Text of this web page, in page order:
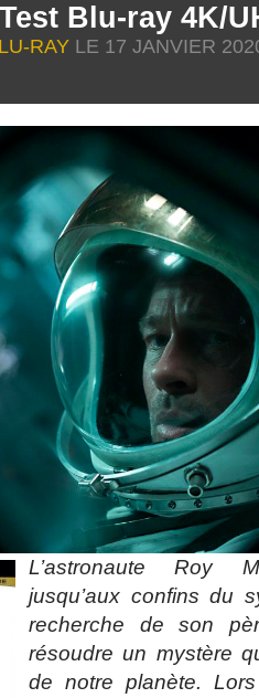
Blu-ray 4K/
RAY LE 17 JANVIER
L’astronaute Roy
jusqu’aux confins du
recherche de son
résoudre un mystère
de notre planète.